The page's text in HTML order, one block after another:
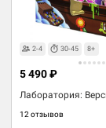
2-4 30-45 8+
Лаборатория:
12 отзывов
5 490 ₽